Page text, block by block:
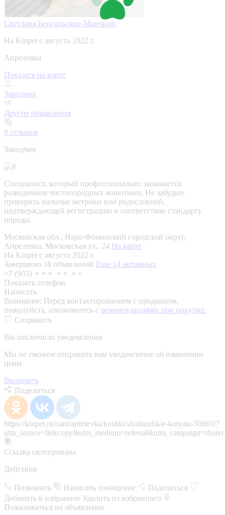
Светлана Бенгальские-Манчкин
На Kinpet c августа 2022 г.
Апрелевка
Показать на карте
Заводчик
Другие объявления
0 отзывов
Заводчик
Специалист, который профессионально занимается
разведением чистопородных животных. Не забудьте
проверить наличие метрики или родословной,
подтверждающей регистрацию и соответствие стандарту
породы.
Московская обл., Наро-Фоминский городской округ,
Апрелевка, Московская ул., 24 На карте
На Kinpet c августа 2022 г.
Завершено 18 объявлений Еще 14 активных
+7 (903) ⚬⚬⚬ ⚬⚬ ⚬⚬
Показать телефон
Написать
Внимание: Перед контактированием с продавцом,
пожалуйста, ознакомьтесь с рекомендациями при покупке.
Сохранить
Вы отключили уведомления
Мы не сможем отправить вам уведомление об изменении
цены
Включить
Поделиться
https://kinpet.ru/card/aprelevka/koshki/shotlandskie-kotyata-50665/?
Ссылка скопирована
Действия
Позвонить Написать сообщение
Поделиться
Добавить в избранное Удалить из избранного
Пожаловаться на объявление